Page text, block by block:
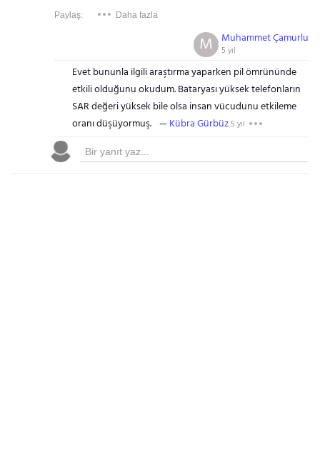
Paylaş: Daha fazla
Muhammet Çamurlu
5 yıl
M
Evet bununla ilgili araştırma yaparken pil ömrününde
etkili olduğunu okudum. Bataryası yüksek telefonların
SAR değeri yüksek bile olsa insan vücudunu etkileme
oranı düşüyormuş.
Kübra Gürbüz5 yıl